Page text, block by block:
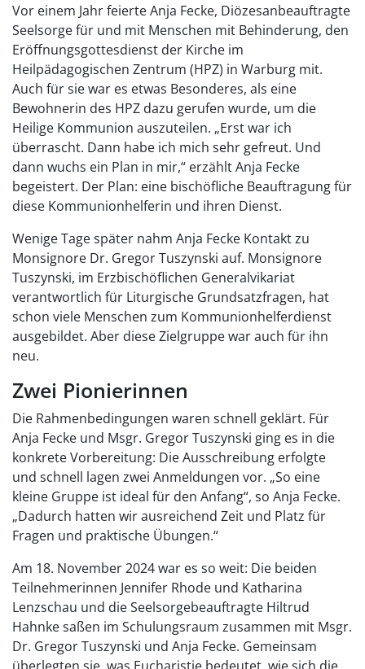
Vor einem Jahr feierte Anja Fecke, Diözesanbeauftragte
Seelsorge für und mit Menschen mit Behinderung, den
Eröffnungsgottesdienst der Kirche im
Heilpädagogischen Zentrum (HPZ) in Warburg mit.
Auch für sie war es etwas Besonderes, als eine
Bewohnerin des HPZ dazu gerufen wurde, um die
Heilige Kommunion auszuteilen. „Erst war ich
überrascht. Dann habe ich mich sehr gefreut. Und
dann wuchs ein Plan in mir,“ erzählt Anja Fecke
begeistert. Der Plan: eine bischöfliche Beauftragung für
diese Kommunionhelferin und ihren Dienst.
Wenige Tage später nahm Anja Fecke Kontakt zu
Monsignore Dr. Gregor Tuszynski auf. Monsignore
Tuszynski, im Erzbischöflichen Generalvikariat
verantwortlich für Liturgische Grundsatzfragen, hat
schon viele Menschen zum Kommunionhelferdienst
ausgebildet. Aber diese Zielgruppe war auch für ihn
neu.
Zwei Pionierinnen
Die Rahmenbedingungen waren schnell geklärt. Für
Anja Fecke und Msgr. Gregor Tuszynski ging es in die
konkrete Vorbereitung: Die Ausschreibung erfolgte
und schnell lagen zwei Anmeldungen vor. „So eine
kleine Gruppe ist ideal für den Anfang“, so Anja Fecke.
„Dadurch hatten wir ausreichend Zeit und Platz für
Fragen und praktische Übungen.“
Am 18. November 2024 war es so weit: Die beiden
Teilnehmerinnen Jennifer Rhode und Katharina
Lenzschau und die Seelsorgebeauftragte Hiltrud
Hahnke saßen im Schulungsraum zusammen mit Msgr.
Dr. Gregor Tuszynski und Anja Fecke. Gemeinsam